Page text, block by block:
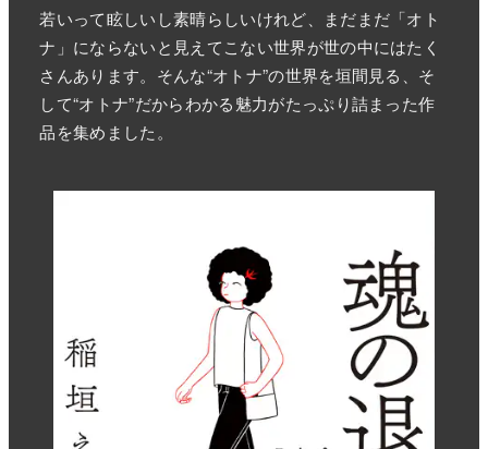
若いって眩しいし素晴らしいけれど、まだまだ「オト
ナ」にならないと見えてこない世界が世の中にはたく
さんあります。そんな“オトナ”の世界を垣間見る、そ
して“オトナ”だからわかる魅力がたっぷり詰まった作
品を集めました。